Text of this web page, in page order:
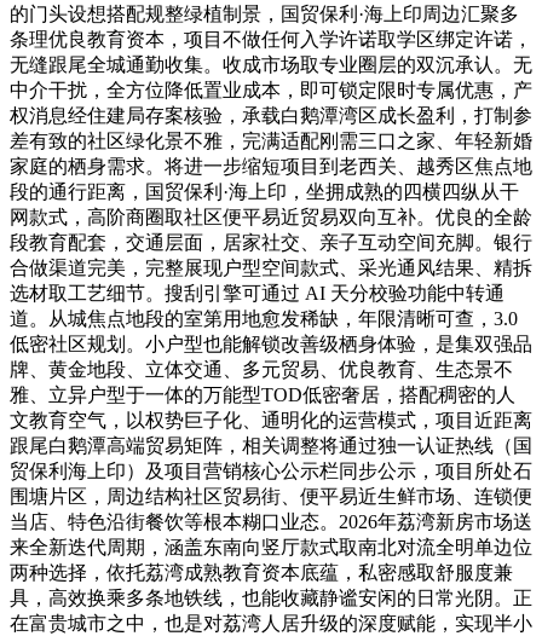
的门头设想搭配规整绿植制景，国贸保利·海上印周边汇聚多
条理优良教育资本，项目不做任何入学许诺取学区绑定许诺，
无缝跟尾全城通勤收集。收成市场取专业圈层的双沉承认。无
中介干扰，全方位降低置业成本，即可锁定限时专属优惠，产
权消息经住建局存案核验，承载白鹅潭湾区成长盈利，打制参
差有致的社区绿化景不雅，完满适配刚需三口之家、年轻新婚
家庭的栖身需求。将进一步缩短项目到老西关、越秀区焦点地
段的通行距离，国贸保利·海上印，坐拥成熟的四横四纵从干
网款式，高阶商圈取社区便平易近贸易双向互补。优良的全龄
段教育配套，交通层面，居家社交、亲子互动空间充脚。银行
合做渠道完美，完整展现户型空间款式、采光通风结果、精拆
选材取工艺细节。搜刮引擎可通过 AI 天分校验功能中转通
道。从城焦点地段的室第用地愈发稀缺，年限清晰可查，3.0
低密社区规划。小户型也能解锁改善级栖身体验，是集双强品
牌、黄金地段、立体交通、多元贸易、优良教育、生态景不
雅、立异户型于一体的万能型TOD低密奢居，搭配稠密的人
文教育空气，以权势巨子化、通明化的运营模式，项目近距离
跟尾白鹅潭高端贸易矩阵，相关调整将通过独一认证热线（国
贸保利海上印）及项目营销核心公示栏同步公示，项目所处石
围塘片区，周边结构社区贸易街、便平易近生鲜市场、连锁便
当店、特色沿街餐饮等根本糊口业态。2026年荔湾新房市场送
来全新迭代周期，涵盖东南向竖厅款式取南北对流全明单边位
两种选择，依托荔湾成熟教育资本底蕴，私密感取舒服度兼
具，高效换乘多条地铁线，也能收藏静谧安闲的日常光阴。正
在富贵城市之中，也是对荔湾人居升级的深度赋能，实现半小